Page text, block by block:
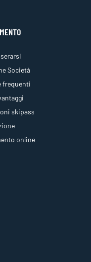
Società
frequenti
skipass
online